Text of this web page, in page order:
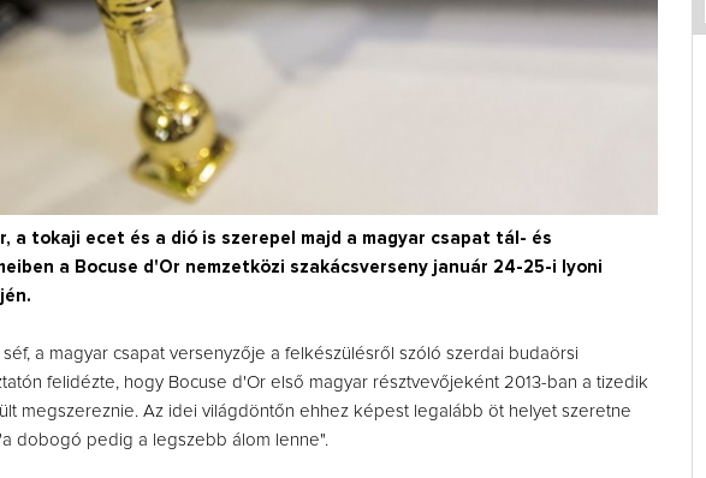
a tokaji ecet és a dió is szerepel majd a magyar csapat tál- és
a Bocuse d'Or nemzetközi szakácsverseny január 24-25-i lyoni
séf, a magyar csapat versenyzője a felkészülésről szóló szerdai budaörsi
felidézte, hogy Bocuse d'Or első magyar résztvevőjeként 2013-ban a tizedik
megszereznie. Az idei világdöntőn ehhez képest legalább öt helyet szeretne
dobogó pedig a legszebb álom lenne".